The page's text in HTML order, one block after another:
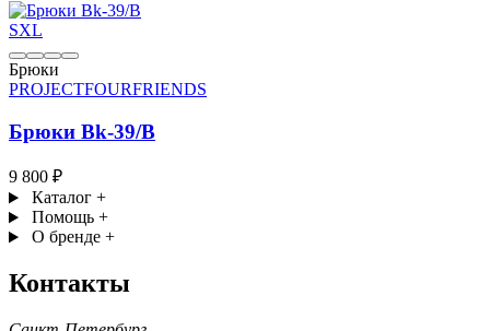
SXL
Брюки
PROJECTFOURFRIENDS
Брюки Bk-39/B
9 800 ₽
Каталог +
Помощь +
О бренде +
Контакты